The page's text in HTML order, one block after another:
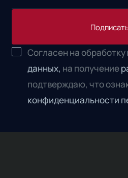
Согласен на обработку
данных, на получение
подтверждаю, что
конфиденциальности